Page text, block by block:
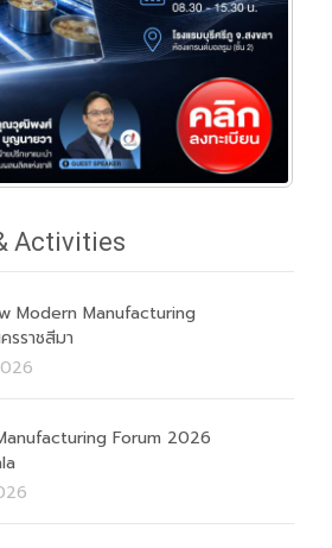
Activities
Modern Manufacturing
ราชสีมา
Forum 2026